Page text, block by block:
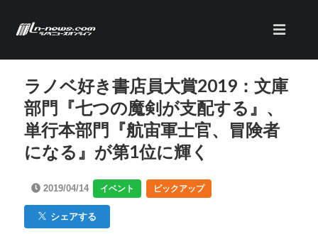
ラノベ好き書店員大賞2019：文庫
部門『七つの魔剣が支配する』、
単行本部門『航宙軍士官、冒険者
になる』が第1位に輝く
2019/04/14 イベント ピックアップ
シェアする